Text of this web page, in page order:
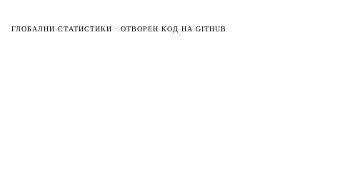
ГЛОБАЛНИ СТАТИСТИКИ · ОТВОРЕН КОД НА GITHUB